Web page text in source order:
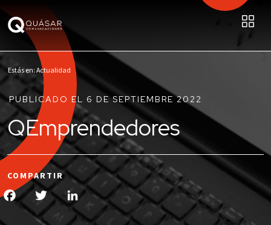
Estás en: Actualidad
PUBLICADO EL 6 DE SEPTIEMBRE 2022
QEmprendedores
COMPARTIR
Facebook
TwitterLinkedIn